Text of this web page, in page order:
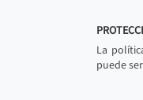
La
puede